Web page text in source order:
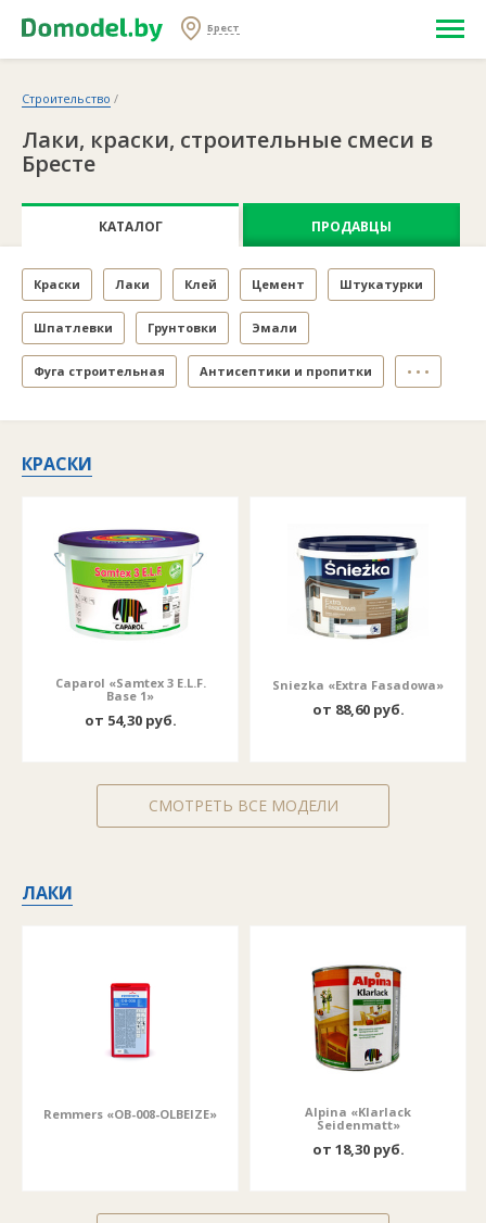
Брест
Строительство /
Лаки, краски, строительные смеси в
Бресте
КАТАЛОГ ПРОДАВЦЫ
Краски Лаки Клей Цемент Штукатурки
Шпатлевки Грунтовки Эмали
Фуга строительная Антисептики и пропитки • • •
КРАСКИ
Caparol «Samtex 3 E.L.F.
Base 1»
от 54,30 руб.
Sniezka «Extra Fasadowa»
от 88,60 руб.
СМОТРЕТЬ ВСЕ МОДЕЛИ
ЛАКИ
Remmers «OB-008-OLBEIZE»
Alpina «Klarlack
Seidenmatt»
от 18,30 руб.